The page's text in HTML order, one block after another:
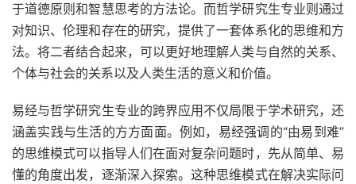
于道德原则和智慧思考的方法论。而哲学研究生专业则通过
对知识、伦理和存在的研究，提供了一套体系化的思维和方
法。将二者结合起来，可以更好地理解人类与自然的关系、
个体与社会的关系以及人类生活的意义和价值。
易经与哲学研究生专业的跨界应用不仅局限于学术研究，还
涵盖实践与生活的方方面面。例如，易经强调的“由易到难”
的思维模式可以指导人们在面对复杂问题时，先从简单、易
懂的角度出发，逐渐深入探索。这种思维模式在解决实际问